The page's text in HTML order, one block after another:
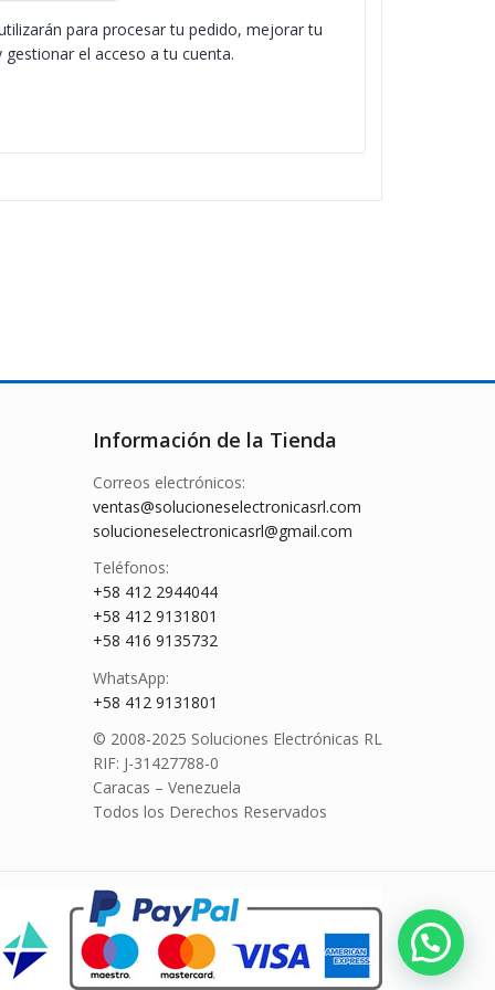
para procesar tu pedido, mejorar tu
el acceso a tu cuenta.
Información de la Tienda
Correos electrónicos:
ventas@solucioneselectronicasrl.com
solucioneselectronicasrl@gmail.com
Teléfonos:
+58 412 2944044
+58 412 9131801
+58 416 9135732
WhatsApp:
+58 412 9131801
© 2008-2025 Soluciones Electrónicas RL
RIF: J-31427788-0
Caracas – Venezuela
Todos los Derechos Reservados